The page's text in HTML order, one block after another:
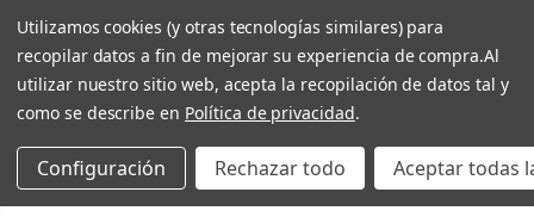
Utilizamos cookies (y otras tecnologías similares) para
recopilar datos a fin de mejorar su experiencia de compra.Al
utilizar nuestro sitio web, acepta la recopilación de datos tal y
como se describe en Política de privacidad.
Configuración Rechazar todo Aceptar todas